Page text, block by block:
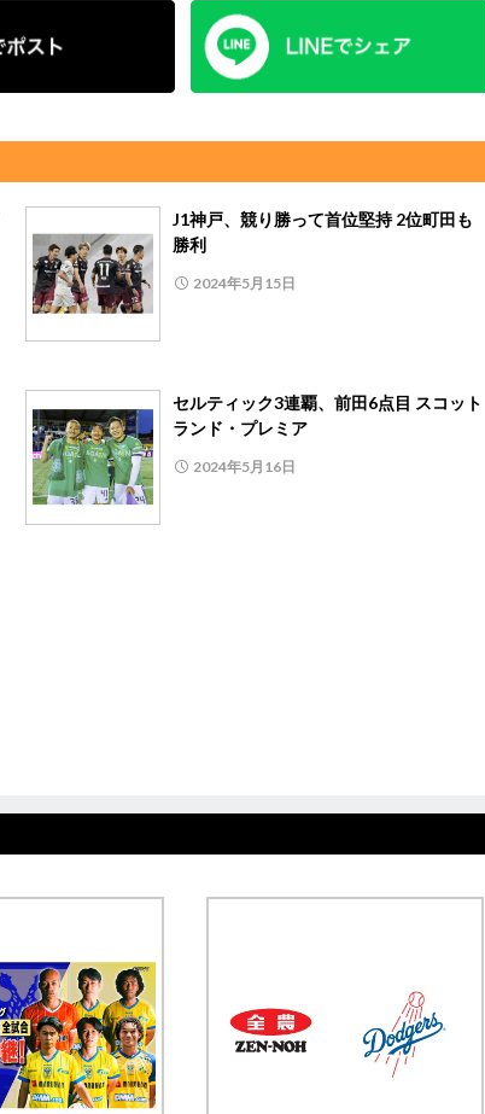
J1神戸、競り勝って首位堅持 2位町田も
勝利
2024年5月15日
セルティック3連覇、前田6点目 スコット
ランド・プレミア
2024年5月16日